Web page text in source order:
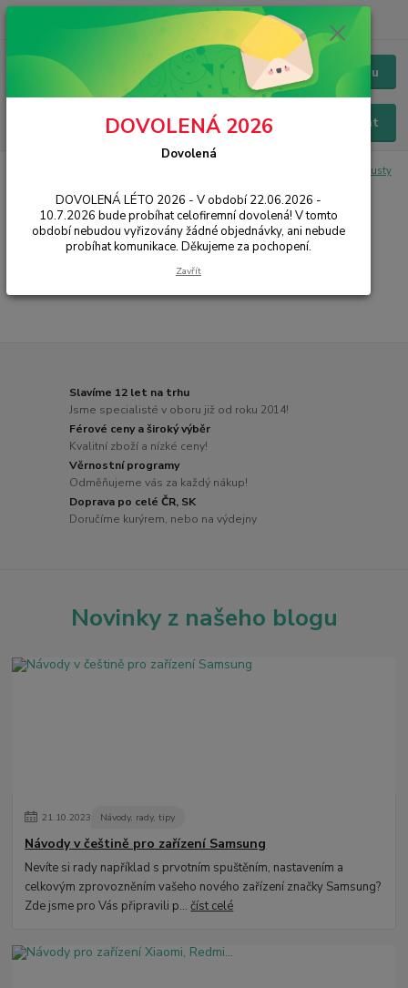
Menu
Hledat
Chat / Online podpora - 24/7
Alternativní inkousty
HP
Slavíme 12 let na trhu
Jsme specialisté v oboru již od roku 2014!
Férové ceny a široký výběr
Kvalitní zboží a nízké ceny!
Věrnostní programy
Odměňujeme vás za každý nákup!
Doprava po celé ČR, SK
Doručíme kurýrem, nebo na výdejny
Novinky z našeho blogu
21.10.2023 Návody, rady, tipy
Návody v češtině pro zařízení Samsung
Nevíte si rady například s prvotním spuštěním, nastavením a
celkovým zprovozněním vašeho nového zařízení značky Samsung?
Zde jsme pro Vás připravili p...číst celé
DOVOLENÁ 2026
Dovolená
DOVOLENÁ LÉTO 2026 - V období 22.06.2026 -
10.7.2026 bude probíhat celofiremní dovolená! V tomto
období nebudou vyřizovány žádné objednávky, ani nebude
probíhat komunikace. Děkujeme za pochopení.
Zavřít